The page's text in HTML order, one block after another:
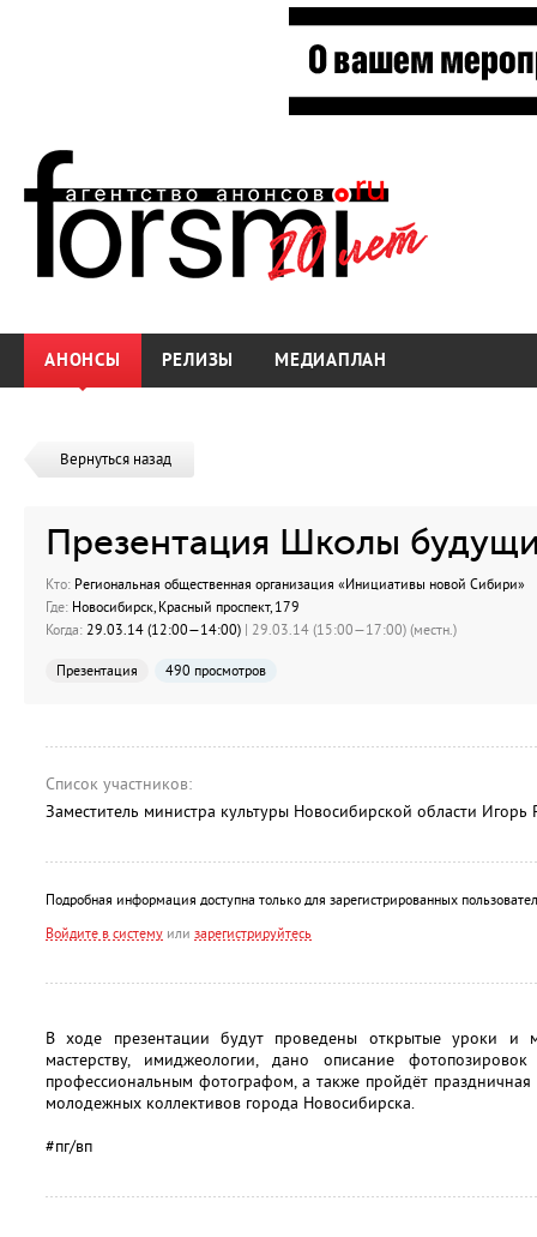
АНОНСЫ РЕЛИЗЫ МЕДИАПЛАН
Вернуться назад
Презентация Школы
Кто: Региональная общественная организация «Инициативы новой Сибири»
Где: Новосибирск, Красный проспект, 179
Когда: 29.03.14 (12:00—14:00) | 29.03.14 (15:00—17:00) (местн.)
Презентация 490 просмотров
Список участников:
Заместитель министра культуры Новосибирской области Игорь
Подробная информация доступна только для зарегистрированных
Войдите в систему или зарегистрируйтесь
В ходе презентации будут проведены открытые уроки и
мастерству, имиджеологии, дано описание
профессиональным фотографом, а также пройдёт
молодежных коллективов города Новосибирска.
#пг/вп